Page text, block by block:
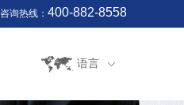
咨询热线： 400-882-8558
语言